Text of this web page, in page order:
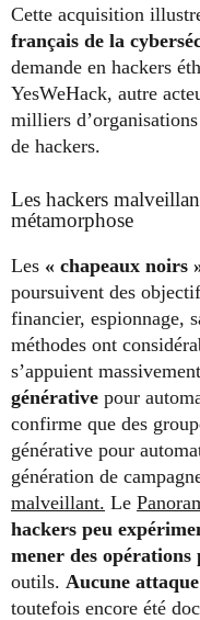
Cette acquisition
français de la
demande en hackers
YesWeHack, autre
milliers
de hackers.
Les hackers
métamorphose
Les « chapeaux noirs
poursuivent des
financier, espionnage,
méthodes ont
s’appuient
générative pour
confirme que des
générative pour
génération de
malveillant. Le
hackers peu
mener des opérations
outils. Aucune
toutefois encore été